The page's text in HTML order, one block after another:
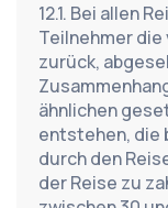
12.1. Bei allen
Teilnehmer
zurück,
ähnlichen
entstehen, die
durch den
der Reise zu